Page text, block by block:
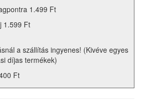
1.499 Ft
1.599 Ft
a szállítás ingyenes! (Kivéve egyes
díjas termékek)
Ft